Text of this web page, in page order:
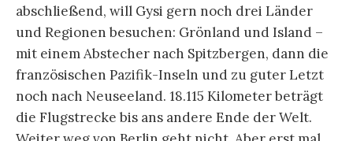
abschließend, will Gysi gern noch drei Länder
und Regionen besuchen: Grönland und Island –
mit einem Abstecher nach Spitzbergen, dann die
französischen Pazifik-Inseln und zu guter Letzt
noch nach Neuseeland. 18.115 Kilometer beträgt
die Flugstrecke bis ans andere Ende der Welt.